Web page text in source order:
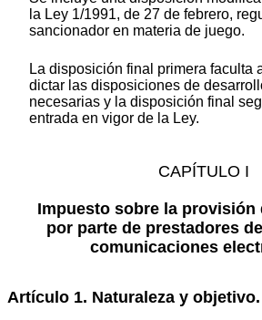
la Ley 1/1991, de 27 de febrero,
sancionador en materia de juego.
La disposición final primera faculta
dictar las disposiciones de
necesarias y la disposición final
entrada en vigor de la Ley.
CAPÍTULO I
Impuesto sobre la provisión
por parte de prestadores
comunicaciones
Artículo 1. Naturaleza y objetivo.